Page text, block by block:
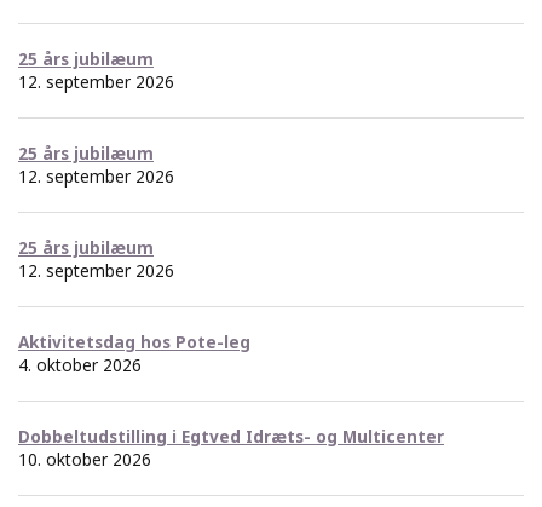
25 års jubilæum
12. september 2026
25 års jubilæum
12. september 2026
25 års jubilæum
12. september 2026
Aktivitetsdag hos Pote-leg
4. oktober 2026
Dobbeltudstilling i Egtved Idræts- og Multicenter
10. oktober 2026